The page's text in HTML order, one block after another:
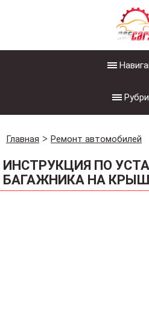
Главная Ремонт автомобилей
ИНСТРУКЦИЯ ПО
БАГАЖНИКА НА